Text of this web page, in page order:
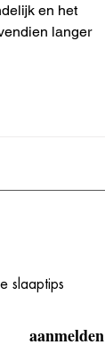
en het
langer
slaaptips
aanmelden